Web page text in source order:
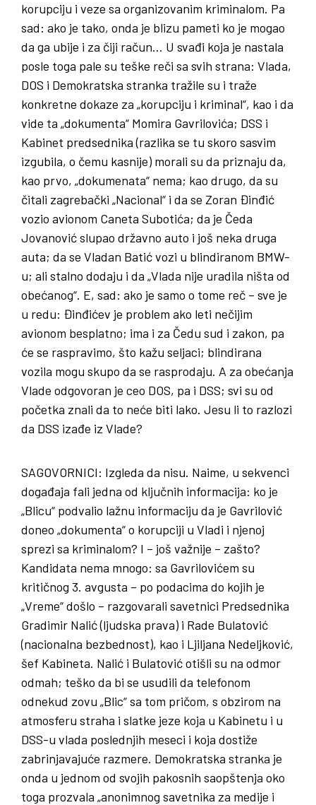
korupciju i veze sa organizovanim kriminalom. Pa
sad: ako je tako, onda je blizu pameti ko je mogao
da ga ubije i za čiji račun… U svađi koja je nastala
posle toga pale su teške reči sa svih strana: Vlada,
DOS i Demokratska stranka tražile su i traže
konkretne dokaze za „korupciju i kriminal“, kao i da
vide ta „dokumenta“ Momira Gavrilovića; DSS i
Kabinet predsednika (razlika se tu skoro sasvim
izgubila, o čemu kasnije) morali su da priznaju da,
kao prvo, „dokumenata“ nema; kao drugo, da su
čitali zagrebački „Nacional“ i da se Zoran Đinđić
vozio avionom Caneta Subotića; da je Čeda
Jovanović slupao državno auto i još neka druga
auta; da se Vladan Batić vozi u blindiranom BMW-
u; ali stalno dodaju i da „Vlada nije uradila ništa od
obećanog“. E, sad: ako je samo o tome reč – sve je
u redu: Đinđićev je problem ako leti nečijim
avionom besplatno; ima i za Čedu sud i zakon, pa
će se raspravimo, što kažu seljaci; blindirana
vozila mogu skupo da se rasprodaju. A za obećanja
Vlade odgovoran je ceo DOS, pa i DSS; svi su od
početka znali da to neće biti lako. Jesu li to razlozi
da DSS izađe iz Vlade?
SAGOVORNICI: Izgleda da nisu. Naime, u sekvenci
događaja fali jedna od ključnih informacija: ko je
„Blicu“ podvalio lažnu informaciju da je Gavrilović
doneo „dokumenta“ o korupciji u Vladi i njenoj
sprezi sa kriminalom? I – još važnije – zašto?
Kandidata nema mnogo: sa Gavrilovićem su
kritičnog 3. avgusta – po podacima do kojih je
„Vreme“ došlo – razgovarali savetnici Predsednika
Gradimir Nalić (ljudska prava) i Rade Bulatović
(nacionalna bezbednost), kao i Ljiljana Nedeljković,
šef Kabineta. Nalić i Bulatović otišli su na odmor
odmah; teško da bi se usudili da telefonom
odnekud zovu „Blic“ sa tom pričom, s obzirom na
atmosferu straha i slatke jeze koja u Kabinetu i u
DSS-u vlada poslednjih meseci i koja dostiže
zabrinjavajuće razmere. Demokratska stranka je
onda u jednom od svojih pakosnih saopštenja oko
toga prozvala „anonimnog savetnika za medije i